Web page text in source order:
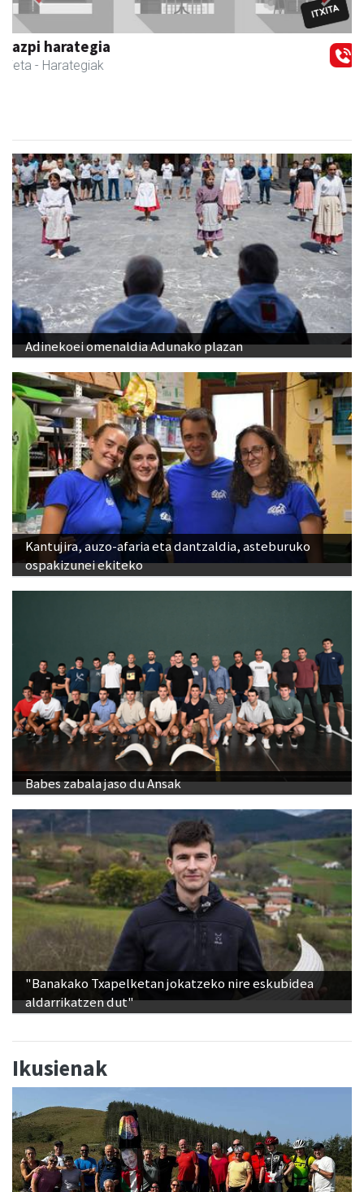
Itxaspe
Urnieta - Frutategiak
Adinekoei omenaldia Adunako plazan
Kantujira, auzo-afaria eta dantzaldia, asteburuko
ospakizunei ekiteko
Babes zabala jaso du Ansak
"Banakako Txapelketan jokatzeko nire eskubidea
aldarrikatzen dut"